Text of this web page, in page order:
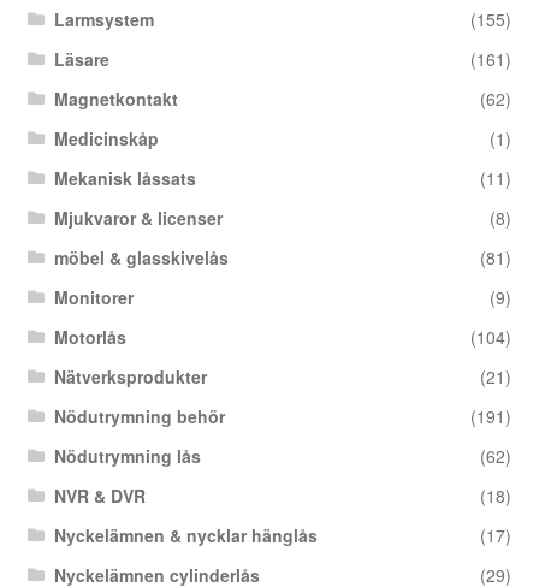
Larmsystem
(155)
Läsare
(161)
Magnetkontakt
(62)
Medicinskåp
(1)
Mekanisk låssats
(11)
Mjukvaror & licenser
(8)
möbel & glasskivelås
(81)
Monitorer
(9)
Motorlås
(104)
Nätverksprodukter
(21)
Nödutrymning behör
(191)
Nödutrymning lås
(62)
NVR & DVR
(18)
Nyckelämnen & nycklar hänglås
(17)
Nyckelämnen cylinderlås
(29)